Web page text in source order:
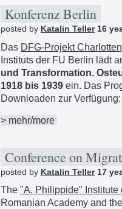
Konferenz Berlin
posted by Katalin Teller16
Das DFG-Projekt
Instituts der FU Berlin lädt
und Transformation.
1918 bis 1939 ein. Das
Downloaden zur
> mehr/more
Conference on
posted by Katalin Teller17
The "A. Philippide"
Romanian Academy and